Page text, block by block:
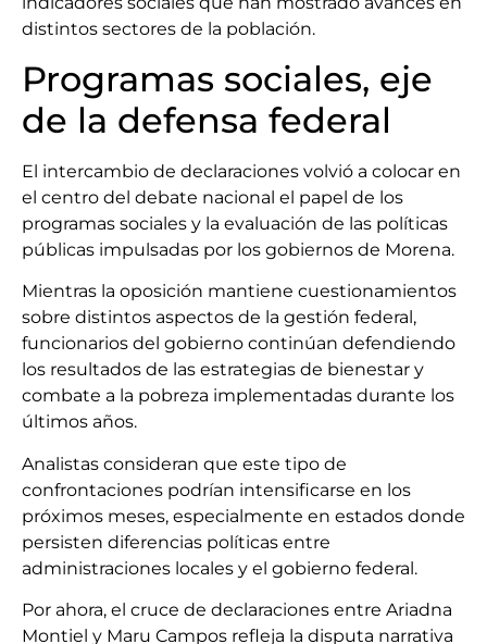
distintos sectores de la población.
Programas sociales, eje
de la defensa federal
El intercambio de declaraciones volvió a colocar en
el centro del debate nacional el papel de los
programas sociales y la evaluación de las políticas
públicas impulsadas por los gobiernos de Morena.
Mientras la oposición mantiene cuestionamientos
sobre distintos aspectos de la gestión federal,
funcionarios del gobierno continúan defendiendo
los resultados de las estrategias de bienestar y
combate a la pobreza implementadas durante los
últimos años.
Analistas consideran que este tipo de
confrontaciones podrían intensificarse en los
próximos meses, especialmente en estados donde
persisten diferencias políticas entre
administraciones locales y el gobierno federal.
Por ahora, el cruce de declaraciones entre Ariadna
Montiel y Maru Campos refleja la disputa narrativa